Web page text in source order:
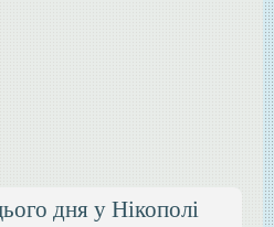
дня у Нікополі